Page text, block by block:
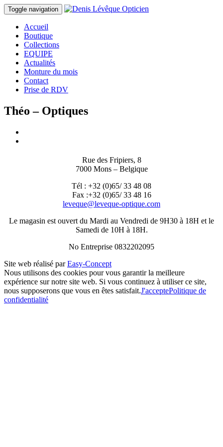
Toggle navigation
Accueil
Boutique
Collections
EQUIPE
Actualités
Monture du mois
Contact
Prise de RDV
Théo – Optiques
Rue des Fripiers, 8
7000 Mons – Belgique
Tél : +32 (0)65/ 33 48 08
Fax :+32 (0)65/ 33 48 16
leveque@leveque-optique.com
Le magasin est ouvert du Mardi au Vendredi de 9H30 à 18H et le
Samedi de 10H à 18H.
No Entreprise 0832202095
Site web réalisé parEasy-Concept
Nous utilisons des cookies pour vous garantir la meilleure
expérience sur notre site web. Si vous continuez à utiliser ce site,
nous supposerons que vous en êtes satisfait.J'acceptePolitique de
confidentialité